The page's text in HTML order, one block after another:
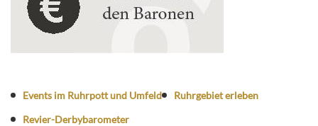
Events im Ruhrpott und Umfeld
Ruhrgebiet erleben
Revier-Derbybarometer